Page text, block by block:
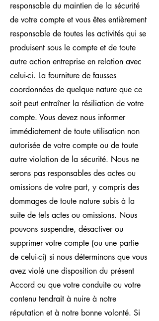
responsable du maintien de la sécurité
de votre compte et vous êtes entièrement
responsable de toutes les activités qui se
produisent sous le compte et de toute
autre action entreprise en relation avec
celui-ci. La fourniture de fausses
coordonnées de quelque nature que ce
soit peut entraîner la résiliation de votre
compte. Vous devez nous informer
immédiatement de toute utilisation non
autorisée de votre compte ou de toute
autre violation de la sécurité. Nous ne
serons pas responsables des actes ou
omissions de votre part, y compris des
dommages de toute nature subis à la
suite de tels actes ou omissions. Nous
pouvons suspendre, désactiver ou
supprimer votre compte (ou une partie
de celui-ci) si nous déterminons que vous
avez violé une disposition du présent
Accord ou que votre conduite ou votre
contenu tendrait à nuire à notre
réputation et à notre bonne volonté. Si